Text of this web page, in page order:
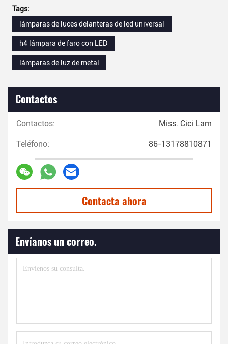
Tags:
lámparas de luces delanteras de led universal
h4 lámpara de faro con LED
lámparas de luz de metal
Contactos
Contactos: Miss. Cici Lam
Teléfono: 86-13178810871
Contacta ahora
Envíanos un correo.